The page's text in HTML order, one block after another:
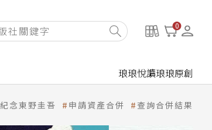
0
琅琅悅讀琅琅原創
紀念東野圭吾 申請資產合併 查詢合併結果